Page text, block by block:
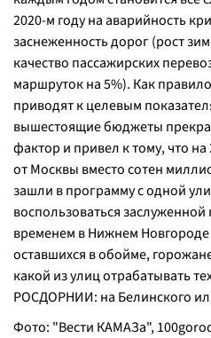
2020-м году на аварийность
заснеженность дорог (рост
качество пассажирских
маршруток на 5%). Как
приводят к целевым
вышестоящие бюджеты
фактор и привел к тому, что
от Москвы вместо сотен
зашли в программу с одной
воспользоваться
временем в Нижнем
оставшихся в обойме,
какой из улиц отрабатывать
РОСДОРНИИ: на Белинского
Фото: "Вести КАМАЗа",